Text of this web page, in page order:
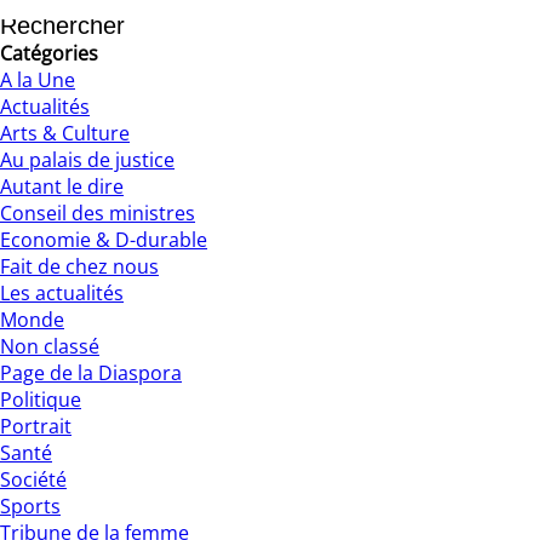
Catégories
A la Une
Actualités
Arts & Culture
Au palais de justice
Autant le dire
Conseil des ministres
Economie & D-durable
Fait de chez nous
Les actualités
Monde
Non classé
Page de la Diaspora
Politique
Portrait
Santé
Société
Sports
Tribune de la femme